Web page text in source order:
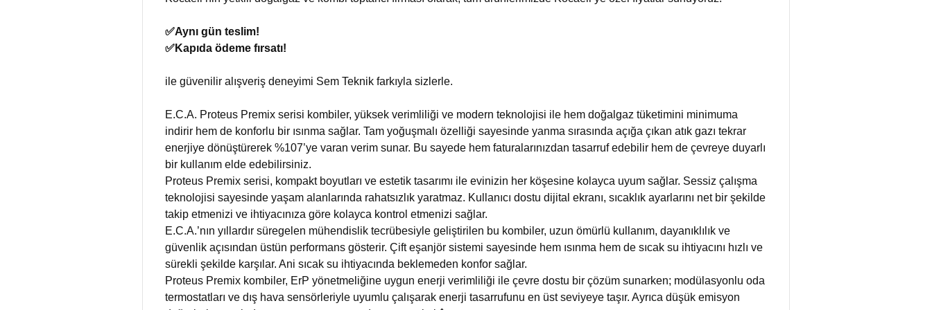
✅​Aynı gün teslim!
✅​Kapıda ödeme fırsatı!
ile güvenilir alışveriş deneyimi Sem Teknik farkıyla sizlerle.
E.C.A. Proteus Premix serisi kombiler, yüksek verimliliği ve modern teknolojisi ile hem doğalgaz tüketimini minimuma
indirir hem de konforlu bir ısınma sağlar. Tam yoğuşmalı özelliği sayesinde yanma sırasında açığa çıkan atık gazı tekrar
enerjiye dönüştürerek %107’ye varan verim sunar. Bu sayede hem faturalarınızdan tasarruf edebilir hem de çevreye duyarlı
bir kullanım elde edebilirsiniz.
Proteus Premix serisi, kompakt boyutları ve estetik tasarımı ile evinizin her köşesine kolayca uyum sağlar. Sessiz çalışma
teknolojisi sayesinde yaşam alanlarında rahatsızlık yaratmaz. Kullanıcı dostu dijital ekranı, sıcaklık ayarlarını net bir şekilde
takip etmenizi ve ihtiyacınıza göre kolayca kontrol etmenizi sağlar.
E.C.A.’nın yıllardır süregelen mühendislik tecrübesiyle geliştirilen bu kombiler, uzun ömürlü kullanım, dayanıklılık ve
güvenlik açısından üstün performans gösterir. Çift eşanjör sistemi sayesinde hem ısınma hem de sıcak su ihtiyacını hızlı ve
sürekli şekilde karşılar. Ani sıcak su ihtiyacında beklemeden konfor sağlar.
Proteus Premix kombiler, ErP yönetmeliğine uygun enerji verimliliği ile çevre dostu bir çözüm sunarken; modülasyonlu oda
termostatları ve dış hava sensörleriyle uyumlu çalışarak enerji tasarrufunu en üst seviyeye taşır. Ayrıca düşük emisyon